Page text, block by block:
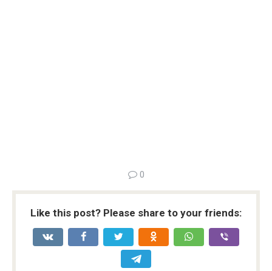
0
Like this post? Please share to your friends: